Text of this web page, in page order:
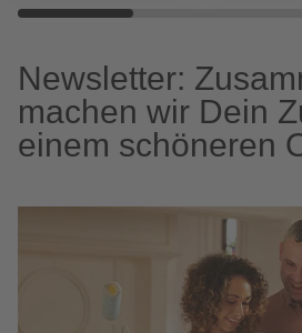
Newsletter:
machen wir Dein
einem schöneren